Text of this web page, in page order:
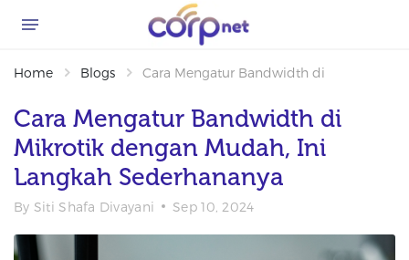
Home Blogs Cara Mengatur Bandwidth di Mikrotik
Cara Mengatur Bandwidth di
Mikrotik dengan Mudah, Ini
Langkah Sederhananya
By Siti Shafa Divayani Sep 10, 2024